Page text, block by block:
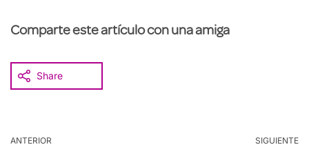
Comparte este artículo con una amiga
Share
ANTERIOR SIGUIENTE